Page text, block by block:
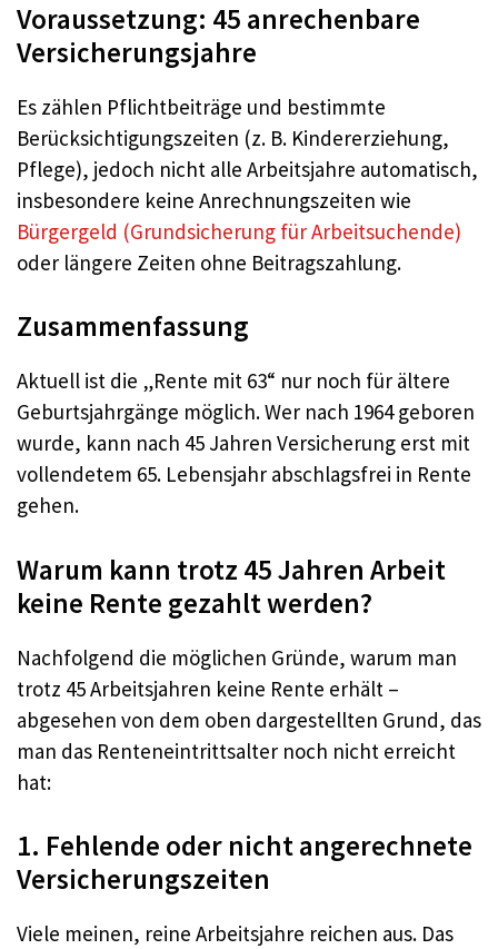
Voraussetzung: 45 anrechenbare
Versicherungsjahre
Es zählen Pflichtbeiträge und bestimmte
Berücksichtigungszeiten (z. B. Kindererziehung,
Pflege), jedoch nicht alle Arbeitsjahre automatisch,
insbesondere keine Anrechnungszeiten wie
Bürgergeld (Grundsicherung für Arbeitsuchende)
oder längere Zeiten ohne Beitragszahlung.
Zusammenfassung
Aktuell ist die „Rente mit 63“ nur noch für ältere
Geburtsjahrgänge möglich. Wer nach 1964 geboren
wurde, kann nach 45 Jahren Versicherung erst mit
vollendetem 65. Lebensjahr abschlagsfrei in Rente
gehen.
Warum kann trotz 45 Jahren Arbeit
keine Rente gezahlt werden?
Nachfolgend die möglichen Gründe, warum man
trotz 45 Arbeitsjahren keine Rente erhält –
abgesehen von dem oben dargestellten Grund, das
man das Renteneintrittsalter noch nicht erreicht
hat:
1. Fehlende oder nicht angerechnete
Versicherungszeiten
Viele meinen, reine Arbeitsjahre reichen aus. Das